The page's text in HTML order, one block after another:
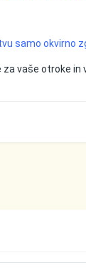
samo okvirno
za vaše otroke in